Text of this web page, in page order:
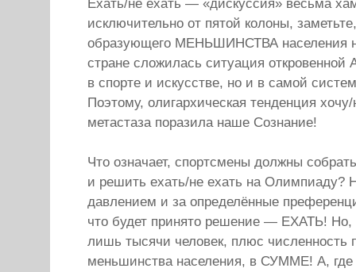
Ехать/не ехать — «дискуссия» весьма
исключительно от пятой колоны,
образующего МЕНЬШИНСТВА населения
стране сложилась ситуация
в спорте и искусстве, но и в самой
Поэтому, олигархическая тенденция хочу/
метастаза поразила наше Сознание!
Что означает, спортсмены должны
и решить ехать/не ехать на Олимпиаду?
давлением и за определённые
что будет принято решение — ЕХАТЬ! Но,
лишь тысячи человек, плюс
меньшинства населения, в СУММЕ! А, где